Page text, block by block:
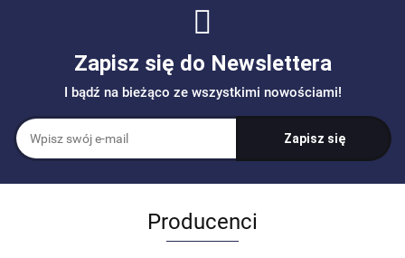
Zapisz się do Newslettera
I bądź na bieżąco ze wszystkimi nowościami!
Producenci